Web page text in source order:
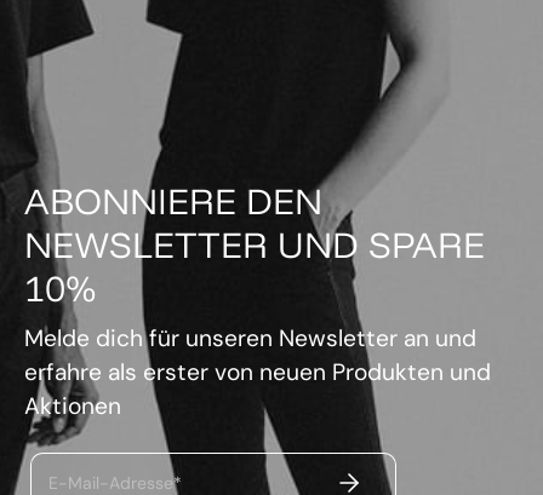
ABONNIERE DEN
NEWSLETTER UND SPARE
10%
Melde dich für unseren Newsletter an und
erfahre als erster von neuen Produkten und
Aktionen
E-Mail-Adresse* ABSENDEN